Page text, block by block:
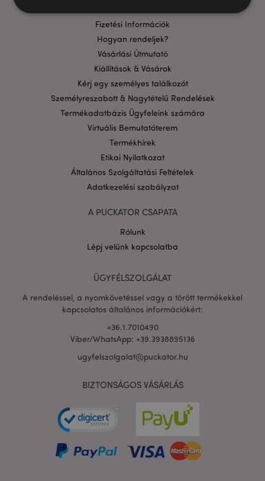
Fizetési Információk
Hogyan rendeljek?
Vásárlási Útmutató
Kiállítások & Vásárok
Kérj egy személyes találkozót
Személyreszabott & Nagytételű Rendelések
Termékadatbázis Ügyfeleink számára
Virtuális Bemutatóterem
Termékhírek
Etikai Nyilatkozat
Általános Szolgáltatási Feltételek
Adatkezelési szabályzat
A PUCKATOR CSAPATA
Rólunk
Lépj velünk kapcsolatba
ÜGYFÉLSZOLGÁLAT
A rendeléssel, a nyomkövetéssel vagy a törött termékekkel
kapcsolatos általános információkért:
+36.1.7010490
Viber/WhatsApp: +39.3938895136
ugyfelszolgalat@puckator.hu
BIZTONSÁGOS VÁSÁRLÁS
Elengedhetetlenül szükséges
Funkcionalitás
lehetővé teszik a webhely alapvető funkcióit,
például a felhasználói bejelentkezést és a
fiókkezelést. A weboldal nem használható
megfelelően a feltétlenül szükséges sütik nélkül.
CookieScriptConsent
adatvédelmi szabályzatát